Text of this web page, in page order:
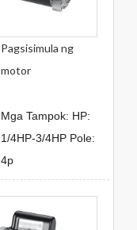
Pagsisimula ng
motor
Mga Tampok: HP:
1/4HP-3/4HP Pole:
4p